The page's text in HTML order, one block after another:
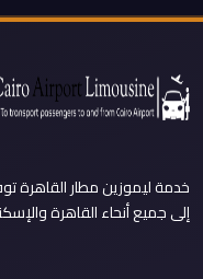
خدمة ليموزين مطار القاهرة
إلى جميع أنحاء القاهرة